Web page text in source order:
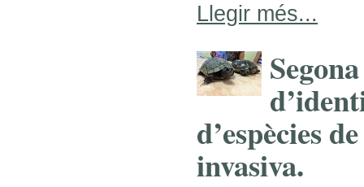
Llegir més...
d’espècies
invasiva.